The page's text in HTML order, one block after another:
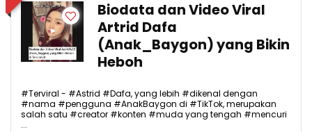
Biodata dan Video Viral
Artrid Dafa
(Anak_Baygon) yang Bikin
Heboh
#Terviral - #Astrid #Dafa, yang lebih #dikenal dengan
#nama #pengguna #AnakBaygon di #TikTok, merupakan
salah satu #creator #konten #muda yang tengah #mencuri
...